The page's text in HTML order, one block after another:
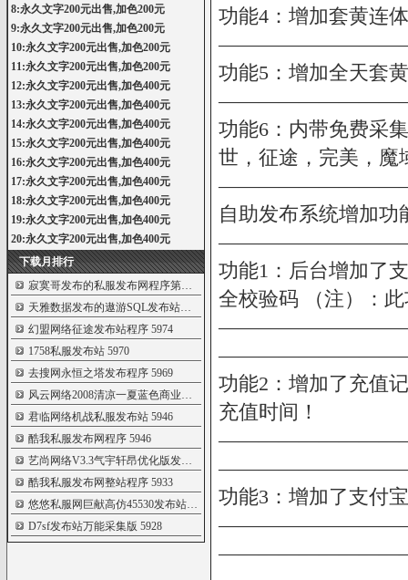
8:永久文字200元出售,加色200元
9:永久文字200元出售,加色200元
10:永久文字200元出售,加色200元
11:永久文字200元出售,加色200元
12:永久文字200元出售,加色400元
13:永久文字200元出售,加色400元
14:永久文字200元出售,加色400元
15:永久文字200元出售,加色400元
16:永久文字200元出售,加色400元
17:永久文字200元出售,加色400元
18:永久文字200元出售,加色400元
19:永久文字200元出售,加色400元
20:永久文字200元出售,加色400元
下载月排行
寂寞哥发布的私服发布网程序第七套(带自
天雅数据发布的遨游SQL发布站破解无限制
5993
幻盟网络征途发布站程序5974
1758私服发布站5970
去搜网永恒之塔发布程序5969
风云网络2008清凉一夏蓝色商业发布站程序
5968
君临网络机战私服发布站5946
酷我私服发布网程序5946
艺尚网络V3.3气宇轩昂优化版发布站程序
酷我私服发布网整站程序5933
悠悠私服网巨献高仿45530发布站程序
5932
D7sf发布站万能采集版 5928
功能4：增加套黄连
功能5：增加全天套
功能6：内带免费采
世，征途，完美，魔
自助发布系统增加功
功能1：后台增加了
全校验码 （注）：
功能2：增加了充值
充值时间！
功能3：增加了支付